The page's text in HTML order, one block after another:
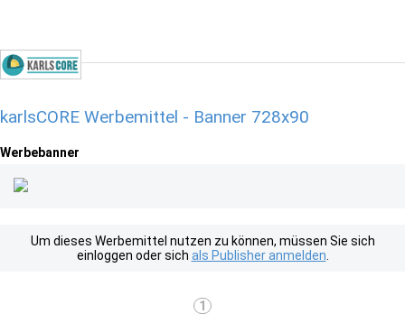
karlsCORE Werbemittel - Banner 728x90
Werbebanner
Um dieses Werbemittel nutzen zu können, müssen Sie sich
einloggen oder sich als Publisher anmelden
1